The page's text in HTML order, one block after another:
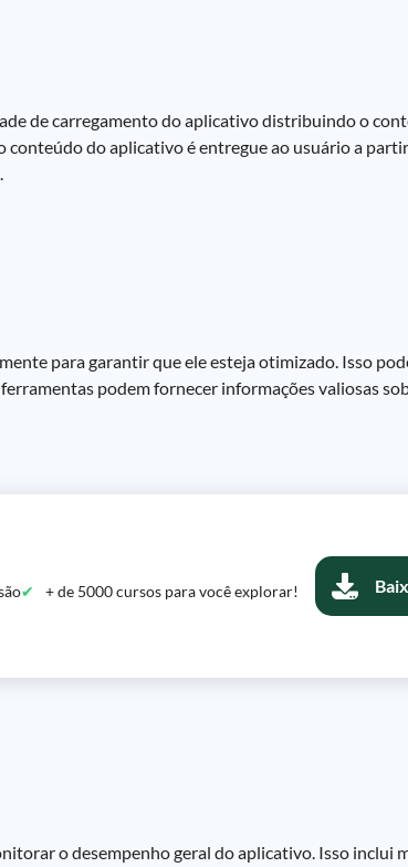
de carregamento do aplicativo distribuindo o
conteúdo do aplicativo é entregue ao usuário a
para garantir que ele esteja otimizado. Isso
podem fornecer informações valiosas
+ de 5000 cursos para você explorar!
o desempenho geral do aplicativo. Isso inclui